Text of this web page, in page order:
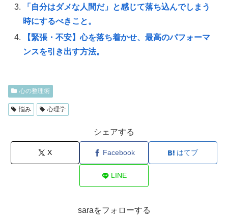
「自分はダメな人間だ」と感じて落ち込んでしまう
時にするべきこと。
【緊張・不安】心を落ち着かせ、最高のパフォーマ
ンスを引き出す方法。
心の整理術
悩み 心理学
シェアする
X Facebook はてブ
LINE
saraをフォローする